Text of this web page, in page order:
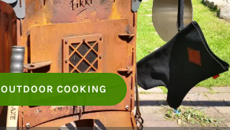
OUTDOOR COOKING